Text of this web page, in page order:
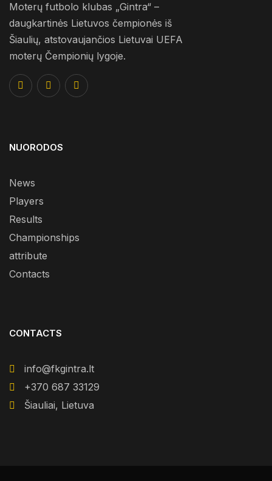
Moterų futbolo klubas „Gintra“ –
daugkartinės Lietuvos čempionės iš
Šiaulių, atstovaujančios Lietuvai UEFA
moterų Čempionių lygoje.
NUORODOS
News
Players
Results
Championships
attribute
Contacts
CONTACTS
info@fkgintra.lt
+370 687 33129
Šiauliai, Lietuva